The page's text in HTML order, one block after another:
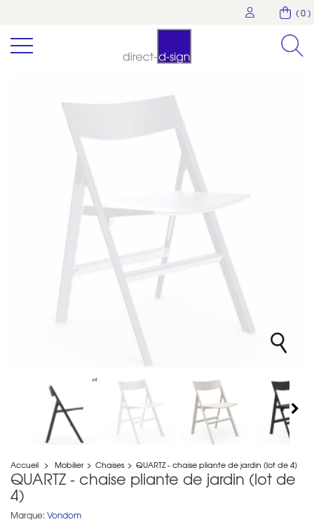
( 0 )
Accueil > Mobilier > Chaises > QUARTZ - chaise pliante de jardin (lot de 4)
QUARTZ - chaise pliante de jardin (lot de
4)
Marque: Vondom